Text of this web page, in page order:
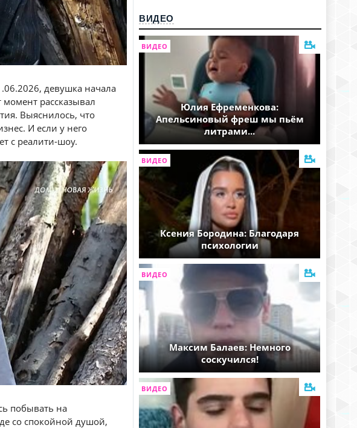
девушка начала
рассказывал
Выяснилось, что
И если у него
с реалити-шоу.
побывать на
со спокойной душой,
ВИДЕО
ВИДЕО
Юлия Ефременкова:
Апельсиновый фреш мы пьём
литрами...
ВИДЕО
Ксения Бородина: Благодаря
психологии
ВИДЕО
Максим Балаев: Немного
соскучился!
ВИДЕО